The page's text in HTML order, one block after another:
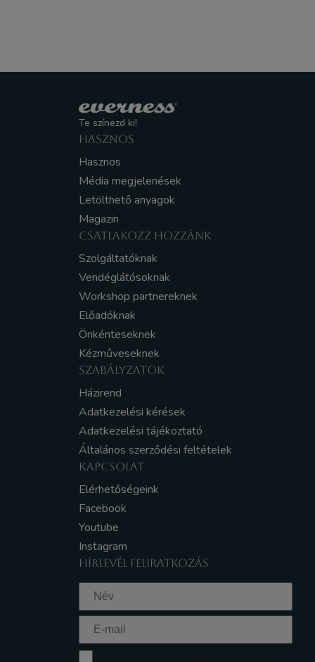
Te színezd ki!
HASZNOS
Hasznos
Média megjelenések
Letölthető anyagok
Magazin
CSATLAKOZZ HOZZÁNK
Szolgáltatóknak
Vendéglátósoknak
Workshop partnereknek
Előadóknak
Önkénteseknek
Kézműveseknek
SZABÁLYZATOK
Házirend
Adatkezelési kérések
Adatkezelési tájékoztató
Általános szerződési feltételek
KAPCSOLAT
Elérhetőségeink
Facebook
Youtube
Instagram
HÍRLEVÉL FELIRATKOZÁS